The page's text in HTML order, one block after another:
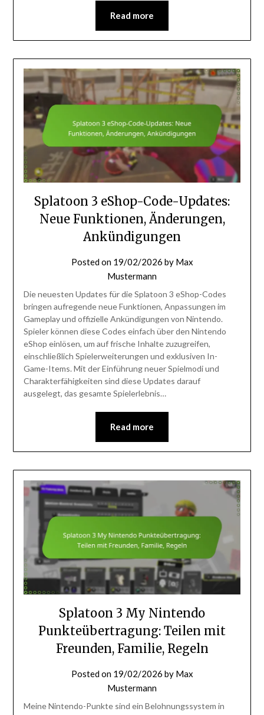
Read more
Splatoon 3 eShop-Code-Updates:
Neue Funktionen, Änderungen,
Ankündigungen
Posted on 19/02/2026 by Max
Mustermann
Die neuesten Updates für die Splatoon 3 eShop-Codes
bringen aufregende neue Funktionen, Anpassungen im
Gameplay und offizielle Ankündigungen von Nintendo.
Spieler können diese Codes einfach über den Nintendo
eShop einlösen, um auf frische Inhalte zuzugreifen,
einschließlich Spielerweiterungen und exklusiven In-
Game-Items. Mit der Einführung neuer Spielmodi und
Charakterfähigkeiten sind diese Updates darauf
ausgelegt, das gesamte Spielerlebnis…
Read more
Splatoon 3 My Nintendo
Punkteübertragung: Teilen mit
Freunden, Familie, Regeln
Posted on 19/02/2026 by Max
Mustermann
Meine Nintendo-Punkte sind ein Belohnungssystem in